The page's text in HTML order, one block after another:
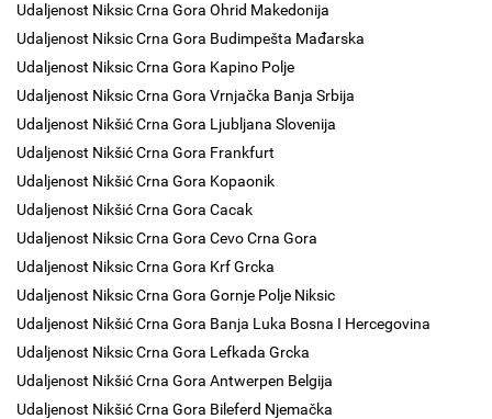
Udaljenost Niksic Crna Gora Ohrid Makedonija
Udaljenost Niksic Crna Gora Budimpešta Mađarska
Udaljenost Niksic Crna Gora Kapino Polje
Udaljenost Niksic Crna Gora Vrnjačka Banja Srbija
Udaljenost Nikšić Crna Gora Ljubljana Slovenija
Udaljenost Nikšić Crna Gora Frankfurt
Udaljenost Nikšić Crna Gora Kopaonik
Udaljenost Nikšić Crna Gora Cacak
Udaljenost Niksic Crna Gora Cevo Crna Gora
Udaljenost Niksic Crna Gora Krf Grcka
Udaljenost Niksic Crna Gora Gornje Polje Niksic
Udaljenost Nikšić Crna Gora Banja Luka Bosna I Hercegovina
Udaljenost Niksic Crna Gora Lefkada Grcka
Udaljenost Nikšić Crna Gora Antwerpen Belgija
Udaljenost Nikšić Crna Gora Bileferd Njemačka